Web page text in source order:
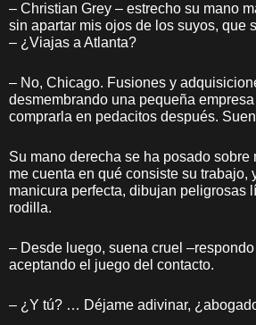
– Christian Grey – estrecho su mano
sin apartar mis ojos de los suyos, que
– ¿Viajas a Atlanta?
– No, Chicago. Fusiones y
desmembrando una pequeña
comprarla en pedacitos después.
Su mano derecha se ha posado sobre
me cuenta en qué consiste su trabajo,
manicura perfecta, dibujan peligrosas
rodilla.
– Desde luego, suena cruel
aceptando el juego del contacto.
– ¿Y tú? … Déjame adivinar,